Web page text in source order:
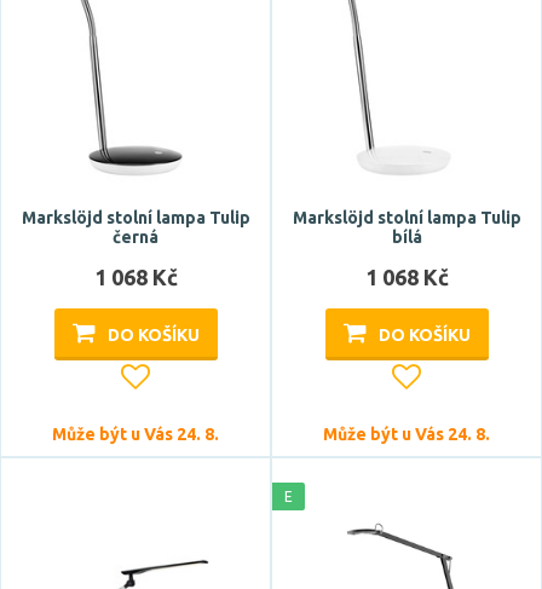
Markslöjd stolní lampa Tulip
černá
1 068 Kč
DO KOŠÍKU
Může být u Vás 24. 8.
Markslöjd stolní lampa Tulip
bílá
1 068 Kč
DO KOŠÍKU
Může být u Vás 24. 8.
E